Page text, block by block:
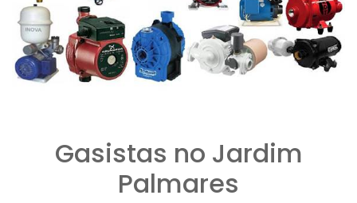
Gasistas no Jardim
Palmares